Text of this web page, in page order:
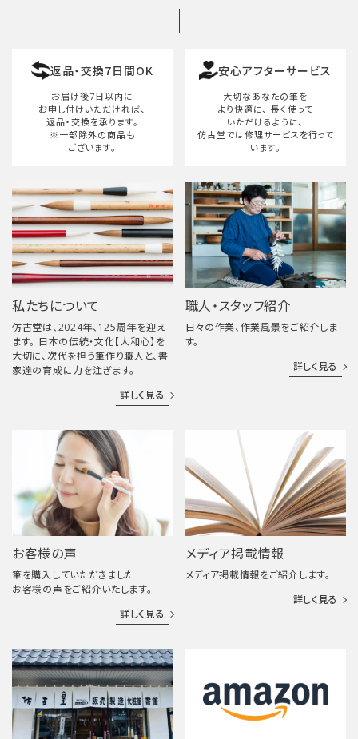
検索する
返品・交換7日間OK
お届け後7日以内に
お申し付けいただければ、
返品・交換を承ります。
※一部除外の商品も
ございます。
安心アフターサービス
大切なあなたの筆を
より快適に、 長く使って
いただけるように、
仿古堂では修理サービスを行って
います。
私たちについて
仿古堂は、2024年、125周年を迎え
ます。 日本の伝統・文化【大和心】を
大切に、次代を担う筆作り職人と、書
家達の育成に力を注ぎます。
詳しく見る
職人・スタッフ紹介
日々の作業、作業風景をご紹介しま
す。
詳しく見る
お客様の声
筆を購入していただきました
お客様の声をご紹介いたします。
詳しく見る
メディア掲載情報
メディア掲載情報をご紹介します。
詳しく見る